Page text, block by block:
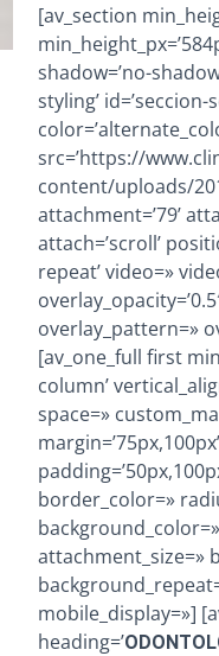
[av_section
shadow=’no-
styling’ id=’seccion-
src=’https://
content/uploads/
attachment=’79’
attach=’scroll’
repeat’ video=»
overlay_pattern=»
[av_one_full first
column’
space=»
margin=’75px,100px’
border_color=»
attachment_size=»
mobile_display=»]
heading=’